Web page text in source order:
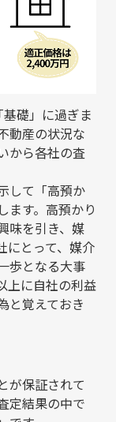
礎」に過ぎま
動産の状況な
から各社の査
して「高預か
ます。高預かり
味を引き、媒
にとって、媒介
歩となる大事
上に自社の利益
と覚えておき
が保証されて
定結果の中で